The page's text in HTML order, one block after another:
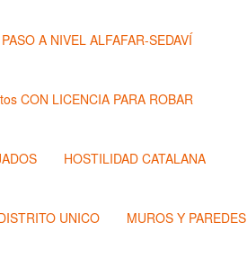
PASO A NIVEL ALFAFAR-SEDAVÍ
CON LICENCIA PARA ROBAR
HOSTILIDAD CATALANA
UNICO MUROS Y PAREDES